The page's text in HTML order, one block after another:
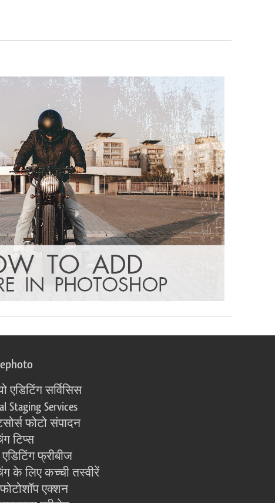
एडिटिंग सर्विसिस
Staging Services
फोटो संपादन
टिप्स
एडिटिंग फ्रीबीज
के लिए कच्ची तस्वीरें
एक्शन